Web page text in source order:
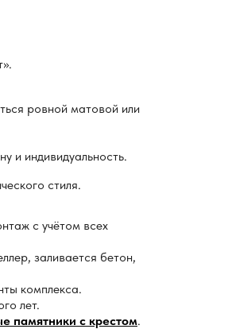
ровной матовой или
и индивидуальность.
стиля.
с учётом всех
заливается бетон,
комплекса.
лет.
памятники с крестом.